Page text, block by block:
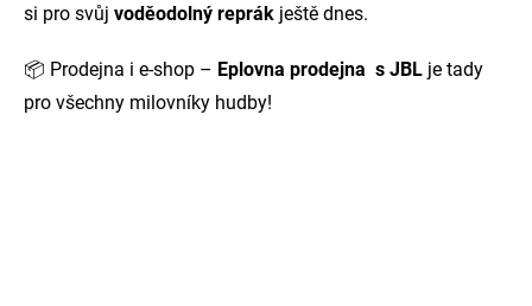
si pro svůj voděodolný reprák ještě dnes.
📦 Prodejna i e-shop – Eplovna prodejna s JBL je tady
pro všechny milovníky hudby!